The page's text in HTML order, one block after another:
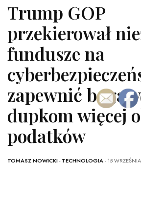
Trump GOP
przekierował
fundusze na
zapewnić
dupkom więcej
podatków
TOMASZ NOWICKI-TECHNOLOGIA- 15